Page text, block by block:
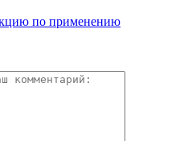
по применению